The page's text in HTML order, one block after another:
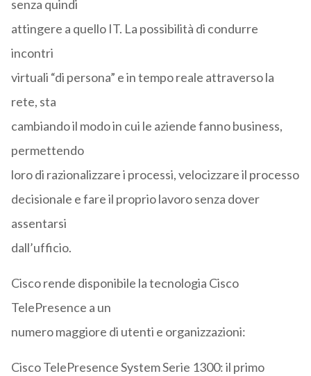
senza quindi
attingere a quello IT. La possibilità di condurre
incontri
virtuali “di persona” e in tempo reale attraverso la
rete, sta
cambiando il modo in cui le aziende fanno business,
permettendo
loro di razionalizzare i processi, velocizzare il processo
decisionale e fare il proprio lavoro senza dover
assentarsi
dall’ufficio.
Cisco rende disponibile la tecnologia Cisco
TelePresence a un
numero maggiore di utenti e organizzazioni:
Cisco TelePresence System Serie 1300: il primo